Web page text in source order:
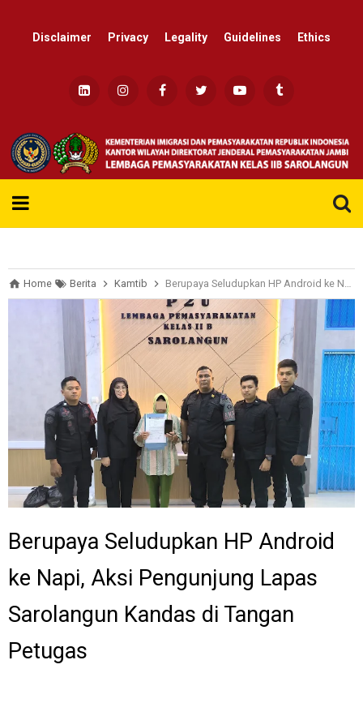
Disclaimer Privacy Legality Guidelines Ethics
Home Berita Kamtib Berupaya Seludupkan HP Android ke Napi, Aksi Pengunjung Lapas Sarolangun Kandas di Tangan Petugas
Berupaya Seludupkan HP Android
ke Napi, Aksi Pengunjung Lapas
Sarolangun Kandas di Tangan
Petugas